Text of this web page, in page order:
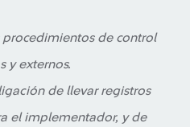
procedimientos de control
y externos.
de llevar registros
el implementador, y de